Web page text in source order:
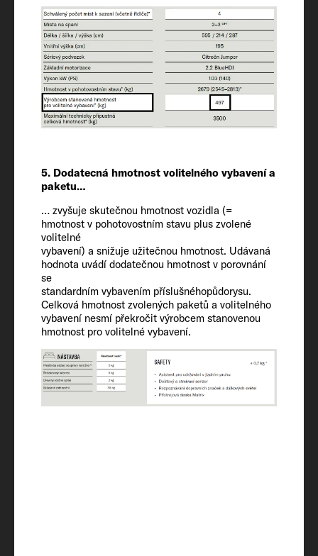
5. Dodatecná hmotnost volitelného vybavení a
paketu…
… zvyšuje skutečnou hmotnost vozidla (=
hmotnost v pohotovostním stavu plus zvolené
volitelné
vybavení) a snižuje užitečnou hmotnost. Udávaná
hodnota uvádí dodatečnou hmotnost v porovnání
se
standardním vybavením příslušnéhopůdorysu.
Celková hmotnost zvolených paketů a volitelného
vybavení nesmí překročit výrobcem stanovenou
hmotnost pro volitelné vybavení.
Lůžka
2 + 1
Velikost lůžka na zádi
194 x 140 - 130
192 x 65 - 45 OPT
Chladnička / mrazicí přihrádka
78 (11)
Nádrž na vodu vč. bojleru (zmenš. obj.) /
nádrž na odpadní vodu
116 / 20 / 92
Zásuvky 230 V / zásuvka USB (dvojitá)
4 / 2